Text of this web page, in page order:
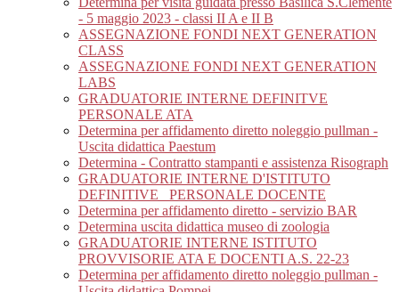
- 5 maggio 2023 - classi II A e II B
ASSEGNAZIONE FONDI NEXT GENERATION
CLASS
ASSEGNAZIONE FONDI NEXT GENERATION
LABS
GRADUATORIE INTERNE DEFINITVE
PERSONALE ATA
Determina per affidamento diretto noleggio pullman -
Uscita didattica Paestum
Determina - Contratto stampanti e assistenza Risograph
GRADUATORIE INTERNE D'ISTITUTO
DEFINITIVE_ PERSONALE DOCENTE
Determina per affidamento diretto - servizio BAR
Determina uscita didattica museo di zoologia
GRADUATORIE INTERNE ISTITUTO
PROVVISORIE ATA E DOCENTI A.S. 22-23
Determina per affidamento diretto noleggio pullman -